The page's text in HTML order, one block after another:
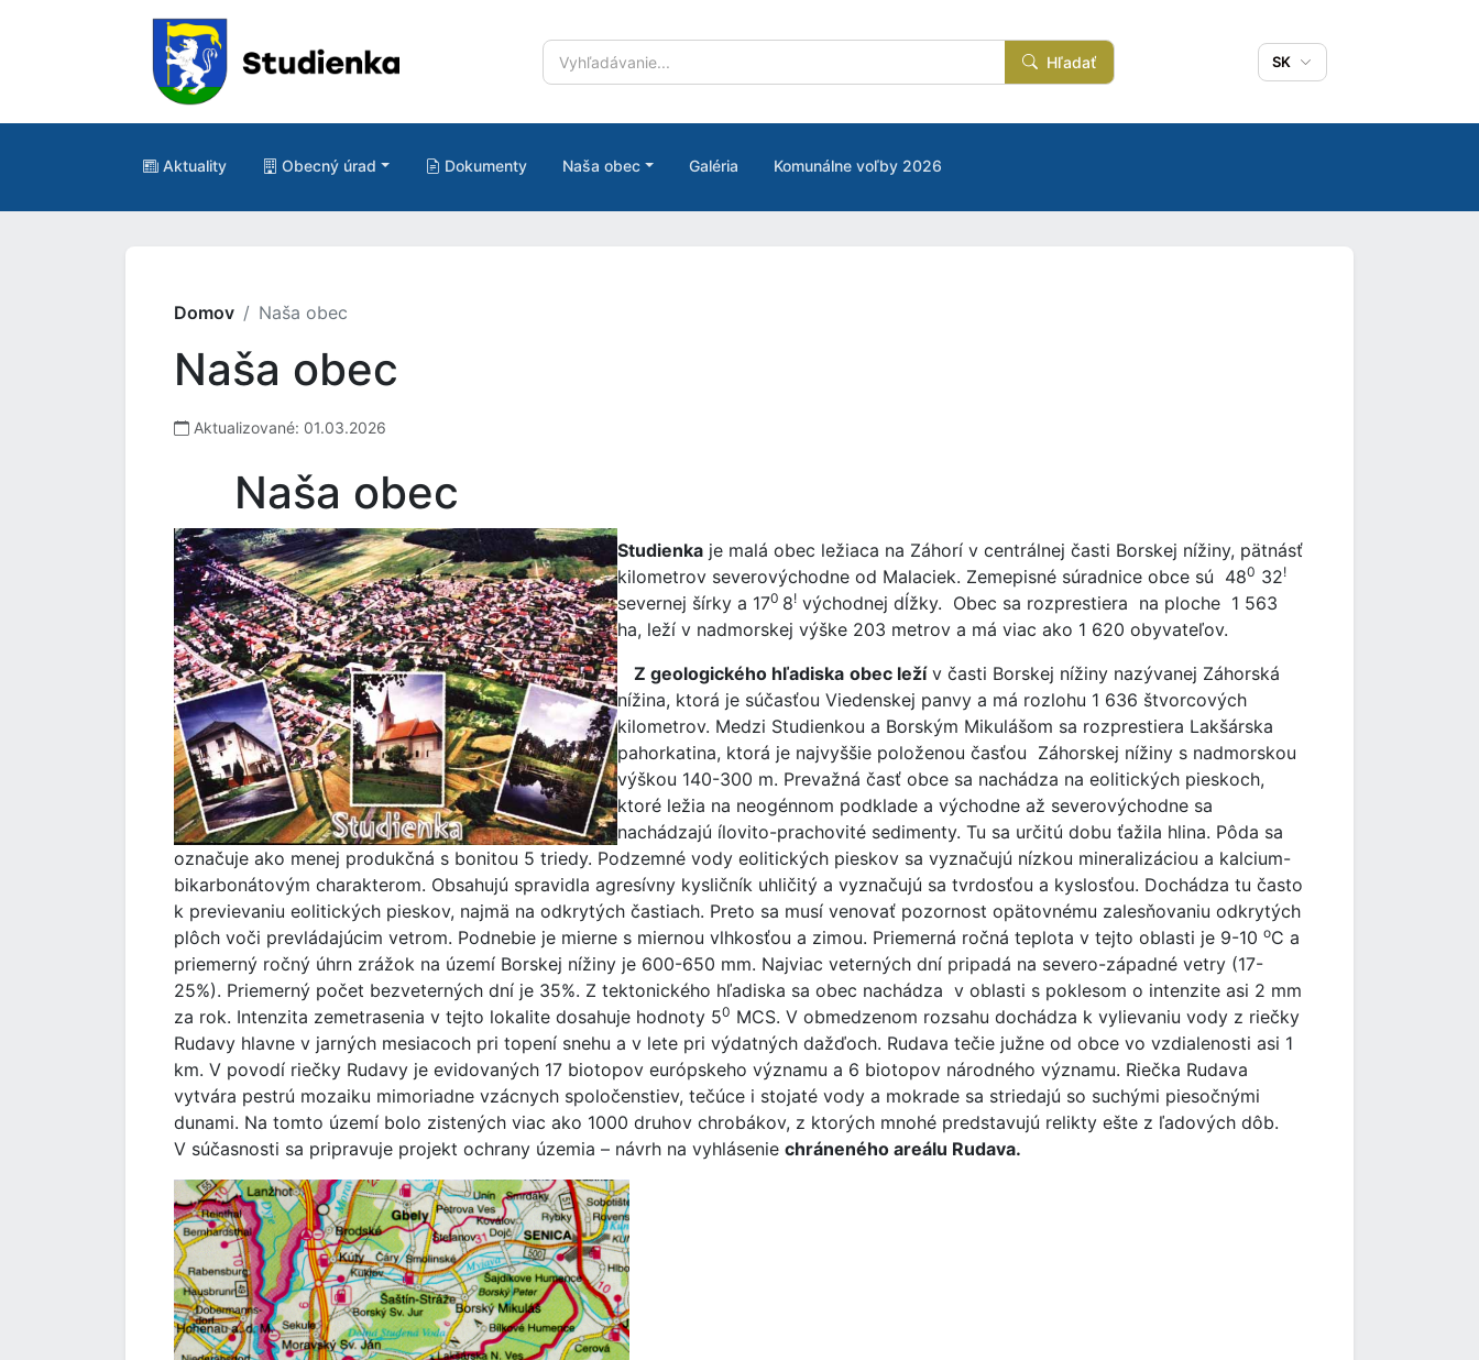
Hľadať SK
Aktuality Obecný úrad Dokumenty Naša obec Galéria Komunálne voľby 2026
Domov Naša obec
Naša obec
Aktualizované: 01.03.2026
Naša obec
Studienka je malá obec ležiaca na Záhorí v centrálnej časti Borskej nížiny, pätnásť
kilometrov severovýchodne od Malaciek. Zemepisné súradnice obce sú 480 32!
severnej šírky a 170 8! východnej dĺžky. Obec sa rozprestiera na ploche 1 563
ha, leží v nadmorskej výške 203 metrov a má viac ako 1 620 obyvateľov.
Z geologického hľadiska obec ležív časti Borskej nížiny nazývanej Záhorská
nížina, ktorá je súčasťou Viedenskej panvy a má rozlohu 1 636 štvorcových
kilometrov. Medzi Studienkou a Borským Mikulášom sa rozprestiera Lakšárska
pahorkatina, ktorá je najvyššie položenou časťou Záhorskej nížiny s nadmorskou
výškou 140-300 m. Prevažná časť obce sa nachádza na eolitických pieskoch,
ktoré ležia na neogénnom podklade a východne až severovýchodne sa
nachádzajú ílovito-prachovité sedimenty. Tu sa určitú dobu ťažila hlina. Pôda sa
označuje ako menej produkčná s bonitou 5 triedy. Podzemné vody eolitických pieskov sa vyznačujú nízkou mineralizáciou a kalcium-
bikarbonátovým charakterom. Obsahujú spravidla agresívny kysličník uhličitý a vyznačujú sa tvrdosťou a kyslosťou. Dochádza tu často
k previevaniu eolitických pieskov, najmä na odkrytých častiach. Preto sa musí venovať pozornost opätovnému zalesňovaniu odkrytých
plôch voči prevládajúcim vetrom. Podnebie je mierne s miernou vlhkosťou a zimou. Priemerná ročná teplota v tejto oblasti je 9-10 oC a
priemerný ročný úhrn zrážok na území Borskej nížiny je 600-650 mm. Najviac veterných dní pripadá na severo-západné vetry (17-
25%). Priemerný počet bezveterných dní je 35%. Z tektonického hľadiska sa obec nachádza v oblasti s poklesom o intenzite asi 2 mm
za rok. Intenzita zemetrasenia v tejto lokalite dosahuje hodnoty 50 MCS. V obmedzenom rozsahu dochádza k vylievaniu vody z riečky
Rudavy hlavne v jarných mesiacoch pri topení snehu a v lete pri výdatných dažďoch. Rudava tečie južne od obce vo vzdialenosti asi 1
km. V povodí riečky Rudavy je evidovaných 17 biotopov európskeho významu a 6 biotopov národného významu. Riečka Rudava
vytvára pestrú mozaiku mimoriadne vzácnych spoločenstiev, tečúce i stojaté vody a mokrade sa striedajú so suchými piesočnými
dunami. Na tomto území bolo zistených viac ako 1000 druhov chrobákov, z ktorých mnohé predstavujú relikty ešte z ľadových dôb.
V súčasnosti sa pripravuje projekt ochrany územia – návrh na vyhlásenie chráneného areálu Rudava.